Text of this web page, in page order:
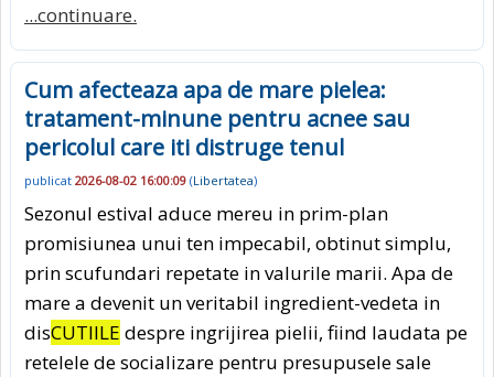
...continuare.
Cum afecteaza apa de mare pielea:
tratament-minune pentru acnee sau
pericolul care iti distruge tenul
publicat 2026-08-02 16:00:09 (Libertatea)
Sezonul estival aduce mereu in prim-plan
promisiunea unui ten impecabil, obtinut simplu,
prin scufundari repetate in valurile marii. Apa de
mare a devenit un veritabil ingredient-vedeta in
disCUTIILE despre ingrijirea pielii, fiind laudata pe
retelele de socializare pentru presupusele sale